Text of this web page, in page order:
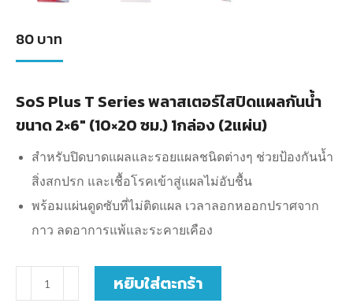
80บาท
SoS Plus T Series พลาสเตอร์ใสปิดแผลกันน้ำ
ขนาด 2×6″ (10×20 ซม.) 1กล่อง (2แผ่น)
สำหรับปิดบาดแผลและรอยแผลชนิดต่างๆ ช่วยป้องกันน้ำ
สิ่งสกปรก และเชื้อโรคเข้าสู่แผลไม่อับชื้น
พร้อมแผ่นดูดซับที่ไม่ติดแผล เวลาลอกหออกปราศจาก
กาว ลดอาการแพ้และระคายเคือง
จำนวน
หยิบใส่ตะกร้า